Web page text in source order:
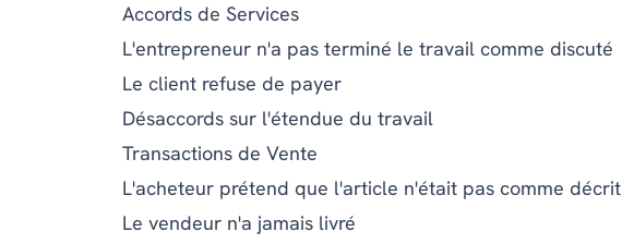
Accords de Services
L'entrepreneur n'a pas terminé le travail comme discuté
Le client refuse de payer
Désaccords sur l'étendue du travail
Transactions de Vente
L'acheteur prétend que l'article n'était pas comme décrit
Le vendeur n'a jamais livré